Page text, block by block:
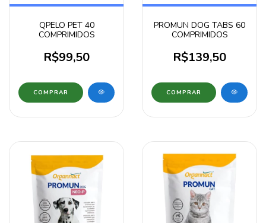
QPELO PET 40
COMPRIMIDOS
R$99,50
PROMUN DOG TABS 60
COMPRIMIDOS
R$139,50